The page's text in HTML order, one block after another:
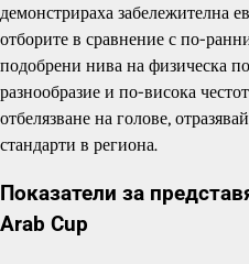
демонстрираха забележителна
отборите в сравнение с по-
подобрени нива на физическа
разнообразие и по-висока
отбелязване на голове,
стандарти в региона.
Показатели за
Arab Cup